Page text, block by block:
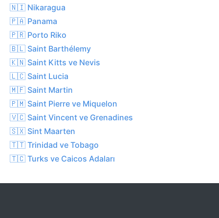
🇳🇮 Nikaragua
🇵🇦 Panama
🇵🇷 Porto Riko
🇧🇱 Saint Barthélemy
🇰🇳 Saint Kitts ve Nevis
🇱🇨 Saint Lucia
🇲🇫 Saint Martin
🇵🇲 Saint Pierre ve Miquelon
🇻🇨 Saint Vincent ve Grenadines
🇸🇽 Sint Maarten
🇹🇹 Trinidad ve Tobago
🇹🇨 Turks ve Caicos Adaları